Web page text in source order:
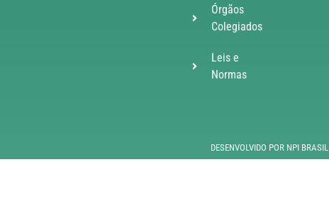
Órgãos
Colegiados
Leis e
Normas
DESENVOLVIDO POR NPI BRASIL